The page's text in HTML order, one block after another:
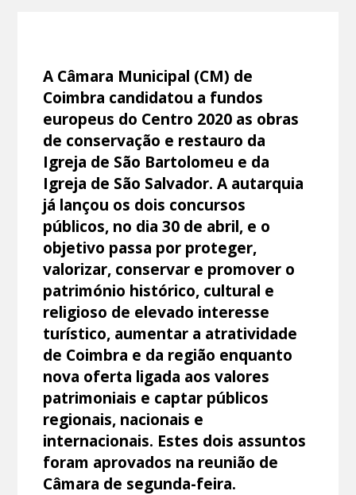
A Câmara Municipal (CM) de
Coimbra candidatou a fundos
europeus do Centro 2020 as obras
de conservação e restauro da
Igreja de São Bartolomeu e da
Igreja de São Salvador. A autarquia
já lançou os dois concursos
públicos, no dia 30 de abril, e o
objetivo passa por proteger,
valorizar, conservar e promover o
património histórico, cultural e
religioso de elevado interesse
turístico, aumentar a atratividade
de Coimbra e da região enquanto
nova oferta ligada aos valores
patrimoniais e captar públicos
regionais, nacionais e
internacionais. Estes dois assuntos
foram aprovados na reunião de
Câmara de segunda-feira.